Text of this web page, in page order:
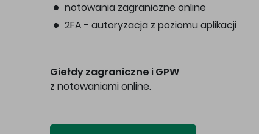
notowania zagraniczne online
2FA - autoryzacja z poziomu aplikacji
Giełdy zagraniczne i GPW
z notowaniami online.